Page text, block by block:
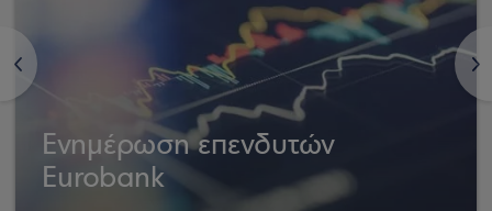
<
Ενημέρωση επενδυτών
Eurobank
>